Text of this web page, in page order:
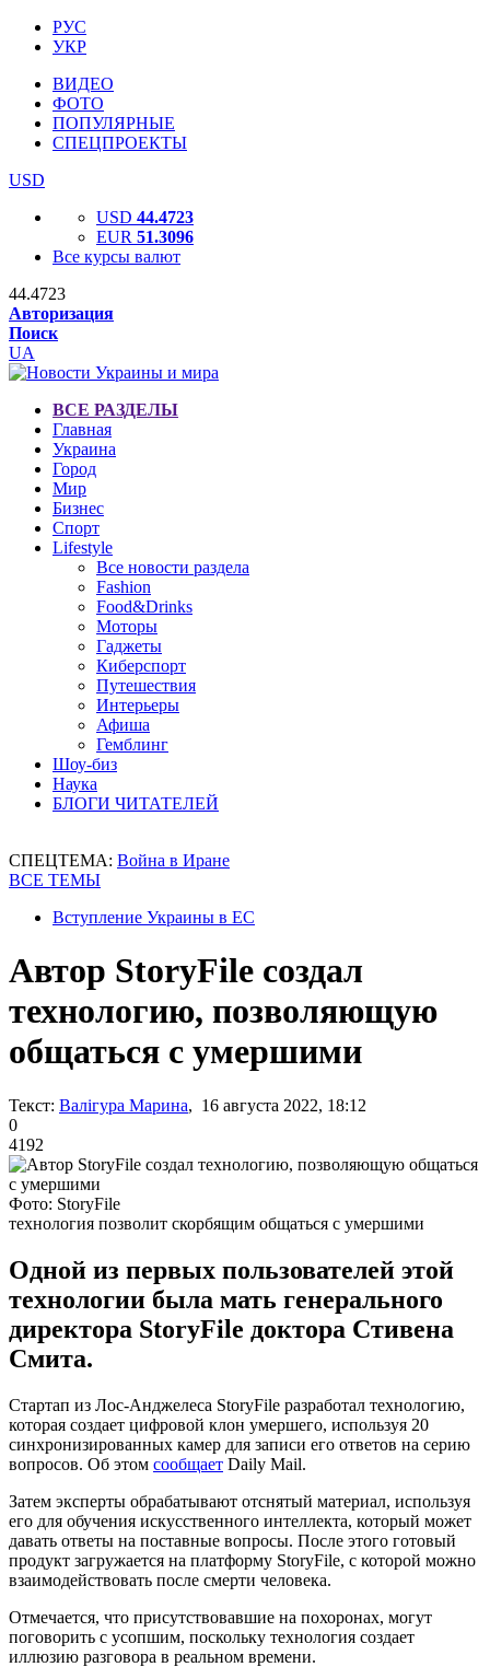
РУС
УКР
ВИДЕО
ФОТО
ПОПУЛЯРНЫЕ
СПЕЦПРОЕКТЫ
USD
USD 44.4723
EUR 51.3096
Все курсы валют
44.4723
Авторизация
Поиск
UA
ВСЕ РАЗДЕЛЫ
Главная
Украина
Город
Мир
Бизнес
Спорт
Lifestyle
Все новости раздела
Fashion
Food&Drinks
Моторы
Гаджеты
Киберспорт
Путешествия
Интерьеры
Афиша
Гемблинг
Шоу-биз
Наука
БЛОГИ ЧИТАТЕЛЕЙ
СПЕЦТЕМА: Война в Иране
ВСЕ ТЕМЫ
Вступление Украины в ЕС
Автор StoryFile создал
технологию, позволяющую
общаться с умершими
Текст: Валігура Марина, 16 августа 2022, 18:12
0
4192
Фото: StoryFile
технология позволит скорбящим общаться с умершими
Одной из первых пользователей этой
технологии была мать генерального
директора StoryFile доктора Стивена
Смита.
Стартап из Лос-Анджелеса StoryFile разработал технологию,
которая создает цифровой клон умершего, используя 20
синхронизированных камер для записи его ответов на серию
вопросов. Об этом сообщает Daily Mail.
Затем эксперты обрабатывают отснятый материал, используя
его для обучения искусственного интеллекта, который может
давать ответы на поставные вопросы. После этого готовый
продукт загружается на платформу StoryFile, с которой можно
взаимодействовать после смерти человека.
Отмечается, что присутствовавшие на похоронах, могут
поговорить с усопшим, поскольку технология создает
иллюзию разговора в реальном времени.